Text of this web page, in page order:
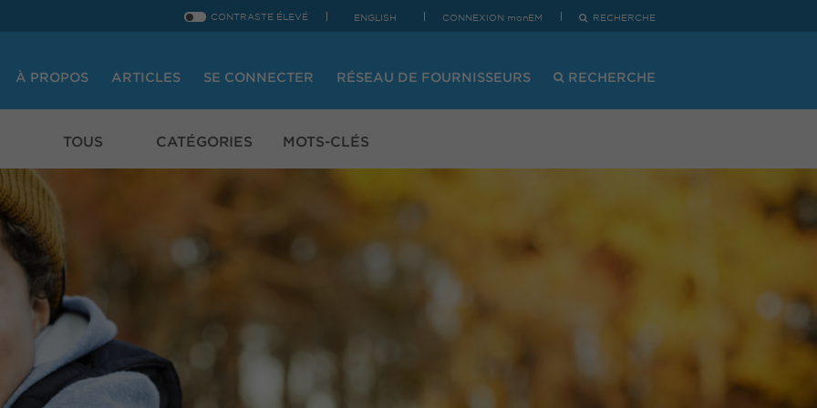
CONTRASTE ÉLEVÉ ENGLISH CONNEXION monEM RECHERCHE
À PROPOS ARTICLES SE CONNECTER RÉSEAU DE FOURNISSEURS RECHERCHE
TOUS CATÉGORIES MOTS-CLÉS